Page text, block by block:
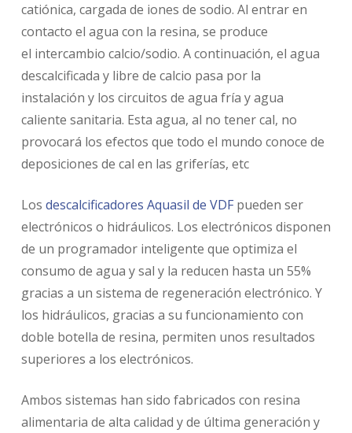
catiónica, cargada de iones de sodio. Al entrar en
contacto el agua con la resina, se produce
el intercambio calcio/sodio. A continuación, el agua
descalcificada y libre de calcio pasa por la
instalación y los circuitos de agua fría y agua
caliente sanitaria. Esta agua, al no tener cal, no
provocará los efectos que todo el mundo conoce de
deposiciones de cal en las griferías, etc
Los descalcificadores Aquasil de VDFpueden ser
electrónicos o hidráulicos. Los electrónicos disponen
de un programador inteligente que optimiza el
consumo de agua y sal y la reducen hasta un 55%
gracias a un sistema de regeneración electrónico. Y
los hidráulicos, gracias a su funcionamiento con
doble botella de resina, permiten unos resultados
superiores a los electrónicos.
Ambos sistemas han sido fabricados con resina
alimentaria de alta calidad y de última generación y